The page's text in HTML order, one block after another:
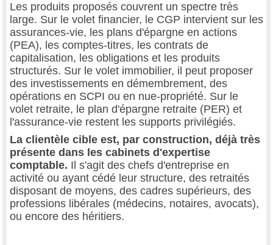
Les produits proposés couvrent un spectre très
large. Sur le volet financier, le CGP intervient sur les
assurances-vie, les plans d'épargne en actions
(PEA), les comptes-titres, les contrats de
capitalisation, les obligations et les produits
structurés. Sur le volet immobilier, il peut proposer
des investissements en démembrement, des
opérations en SCPI ou en nue-propriété. Sur le
volet retraite, le plan d'épargne retraite (PER) et
l'assurance-vie restent les supports privilégiés.
La clientèle cible est, par construction, déjà très
présente dans les cabinets d'expertise
comptable. Il s'agit des chefs d'entreprise en
activité ou ayant cédé leur structure, des retraités
disposant de moyens, des cadres supérieurs, des
professions libérales (médecins, notaires, avocats),
ou encore des héritiers.